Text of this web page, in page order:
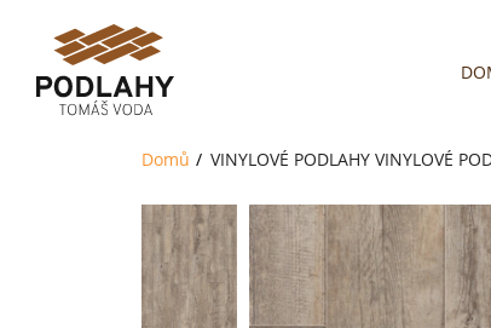
Domů VINYLOVÉ PODLAHY VINYLOVÉ